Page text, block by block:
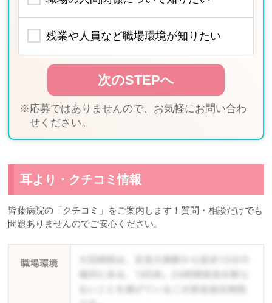
残業や人員など職場環境が知りたい
※応募ではありませんので、お気軽にお問い合わ
せください。
耳より・クチコミ情報
皆藤病院の「クチコミ」をご案内します！質問・相談だけでも
問題ありませんのでご安心ください。